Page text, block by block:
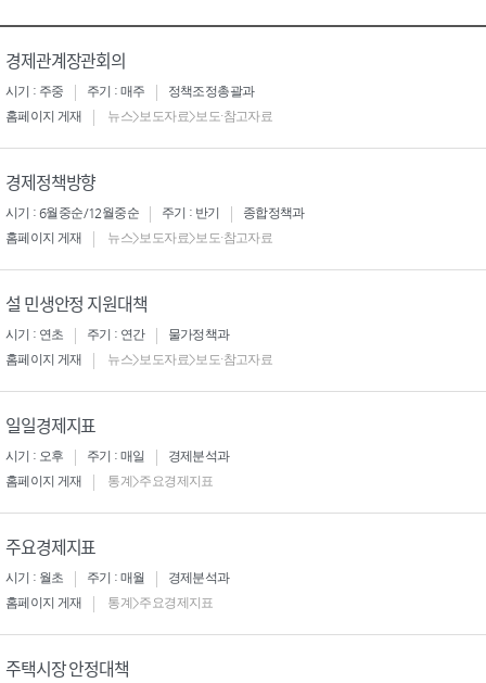
경제관계장관회의
시기 : 주중 주기 : 매주
정책조정총괄과
홈페이지 게재
뉴스>보도자료>보도·참고자료
경제정책방향
시기 : 6월중순/12월중순 주기 : 반기
종합정책과
홈페이지 게재
뉴스>보도자료>보도·참고자료
설 민생안정 지원대책
시기 : 연초 주기 : 연간
물가정책과
홈페이지 게재
뉴스>보도자료>보도·참고자료
일일경제지표
시기 : 오후 주기 : 매일
경제분석과
홈페이지 게재
통계>주요경제지표
주요경제지표
시기 : 월초 주기 : 매월
경제분석과
홈페이지 게재
통계>주요경제지표
주택시장 안정대책